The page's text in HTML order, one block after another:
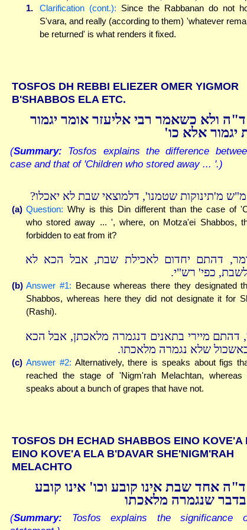
1. Clarification (cont.): Since the Rabbanan do not
S'vara, and really (according to them) 'whatever
be returned' is what renders it fixed.
TOSFOS DH REBBI ELIEZER OMER YIGMOR
B'SHABBOS ELA ETC.
ולא כשאמר רבי אליעזר אומר יגמור
יגמור אלא כו'
(Summary: Tosfos explains the difference
case and that of 'Children who stored away ... '.)
מ'תינוקות שטמנו', דלמוצאי שבת לא יאכלו?
(a) Question: Why is this Din different than the case of
who stored away ... ', where, on Motza'ei Shabbos,
forbidden to eat from it?
דהתם יחדום לאכילת שבת, אבל הכא לא
כפי' רש"י.
(b) Answer #1: Because whereas there they designated
Shabbos, whereas here they did not designate it for
(Rashi).
דהתם מיירי בתאנים דנגמרה מלאכתן, אבל הכא
באשכול שלא נגמרה מלאכתו.
(c) Answer #2: Alternatively, there is speaks about figs
reached the stage of 'Nigm'rah Melachtan,
speaks about a bunch of grapes that have not.
TOSFOS DH ECHAD SHABBOS EINO KOVE'A
EINO KOVE'A ELA B'DAVAR SHE'NIGM'RAH
MELACHTO
אחד שבת אינו קובע וכו' אינו קובע
שנגמרה מלאכתו
(Summary: Tosfos explains the significance